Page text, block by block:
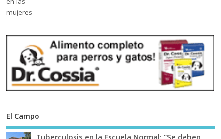
El Campo
Tuberculosis en la Escuela Normal: “Se deben